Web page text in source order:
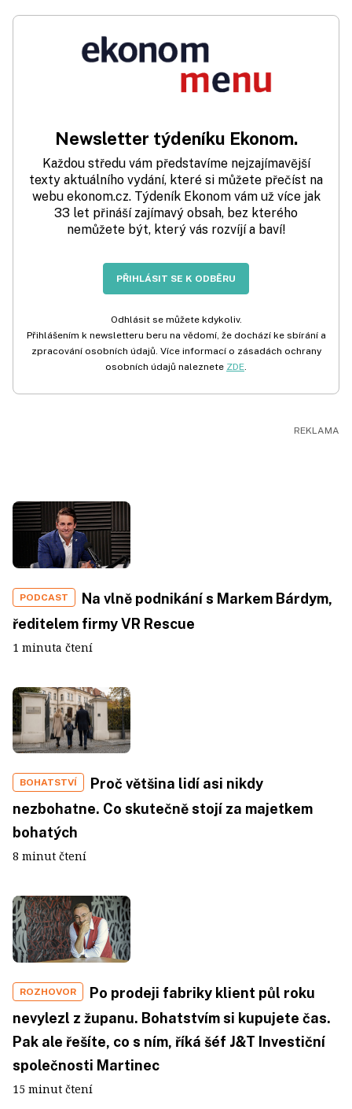
Newsletter týdeníku Ekonom.
Každou středu vám představíme nejzajímavější
texty aktuálního vydání, které si můžete přečíst na
webu ekonom.cz. Týdeník Ekonom vám už více jak
33 let přináší zajímavý obsah, bez kterého
nemůžete být, který vás rozvíjí a baví!
PŘIHLÁSIT SE K ODBĚRU
Odhlásit se můžete kdykoliv.
Přihlášením k newsletteru beru na vědomí, že dochází ke sbírání a
zpracování osobních údajů. Více informací o zásadách ochrany
osobních údajů naleznete ZDE.
PODCAST
Na vlně podnikání s Markem Bárdym,
ředitelem firmy VR Rescue
1 minuta čtení
BOHATSTVÍ
Proč většina lidí asi nikdy
nezbohatne. Co skutečně stojí za majetkem
bohatých
8 minut čtení
ROZHOVOR
Po prodeji fabriky klient půl roku
nevylezl z županu. Bohatstvím si kupujete čas.
Pak ale řešíte, co s ním, říká šéf J&T Investiční
společnosti Martinec
15 minut čtení